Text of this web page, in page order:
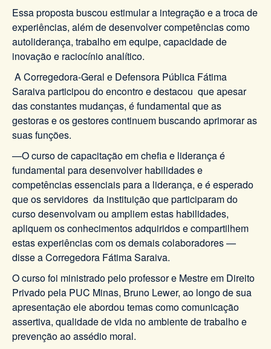
Essa proposta buscou estimular a integração e a troca de
experiências, além de desenvolver competências como
autoliderança, trabalho em equipe, capacidade de
inovação e raciocínio analítico.
A Corregedora-Geral e Defensora Pública Fátima
Saraiva participou do encontro e destacou que apesar
das constantes mudanças, é fundamental que as
gestoras e os gestores continuem buscando aprimorar as
suas funções.
—O curso de capacitação em chefia e liderança é
fundamental para desenvolver habilidades e
competências essenciais para a liderança, e é esperado
que os servidores da instituição que participaram do
curso desenvolvam ou ampliem estas habilidades,
apliquem os conhecimentos adquiridos e compartilhem
estas experiências com os demais colaboradores —
disse a Corregedora Fátima Saraiva.
O curso foi ministrado pelo professor e Mestre em Direito
Privado pela PUC Minas, Bruno Lewer, ao longo de sua
apresentação ele abordou temas como comunicação
assertiva, qualidade de vida no ambiente de trabalho e
prevenção ao assédio moral.